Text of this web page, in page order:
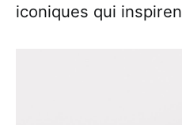
iconiques qui